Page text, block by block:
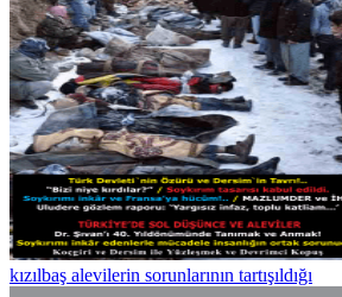
kızılbaş alevilerin sorunlarının tartışıldığı